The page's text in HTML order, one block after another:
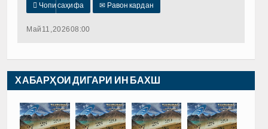
 Чопи саҳифа ✉ Равон кардан
Май 11, 2026 08:00
ХАБАРҲОИ ДИГАРИ ИН БАХШ